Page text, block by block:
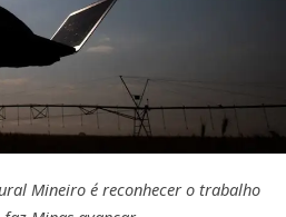
Mineiro é reconhecer o trabalho